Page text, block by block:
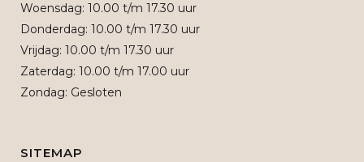
Woensdag: 10.00 t/m 17.30 uur
Donderdag: 10.00 t/m 17.30 uur
Vrijdag: 10.00 t/m 17.30 uur
Zaterdag: 10.00 t/m 17.00 uur
Zondag: Gesloten
SITEMAP